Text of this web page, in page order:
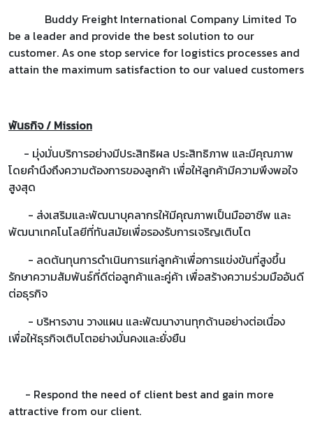
Buddy Freight International Company Limited To
be a leader and provide the best solution to our
customer. As one stop service for logistics processes and
attain the maximum satisfaction to our valued customers
พันธกิจ / Mission
- มุ่งมั่นบริการอย่างมีประสิทธิผล ประสิทธิภาพ และมีคุณภาพ
โดยคำนึงถึงความต้องการของลูกค้า เพื่อให้ลูกค้ามีความพึงพอใจ
สูงสุด
- ส่งเสริมและพัฒนาบุคลากรให้มีคุณภาพเป็นมืออาชีพ และ
พัฒนาเทคโนโลยีที่ทันสมัยเพื่อรองรับการเจริญเติบโต
- ลดต้นทุนการดำเนินการแก่ลูกค้าเพื่อการแข่งขันที่สูงขึ้น
รักษาความสัมพันธ์ที่ดีต่อลูกค้าและคู่ค้า เพื่อสร้างความร่วมมืออันดี
ต่อธุรกิจ
- บริหารงาน วางแผน และพัฒนางานทุกด้านอย่างต่อเนื่อง
เพื่อให้ธุรกิจเติบโตอย่างมั่นคงและยั่งยืน
- Respond the need of client best and gain more
attractive from our client.